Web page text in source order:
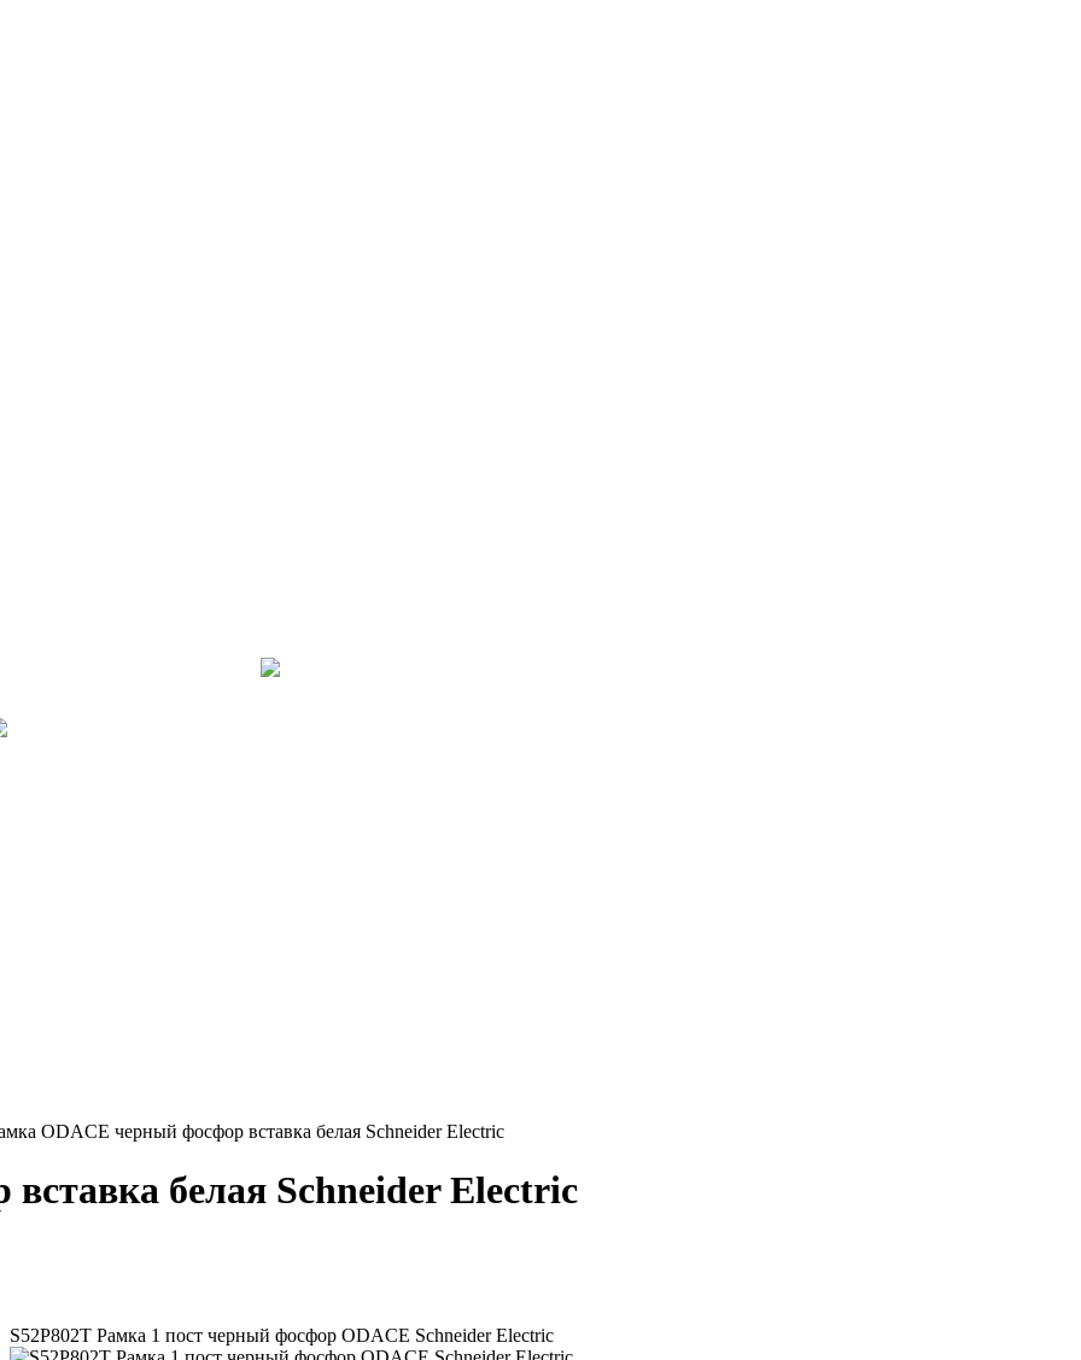
ODACE черный фосфор вставка белая Schneider Electric
белая Schneider Electric
S52P802T Рамка 1 пост черный фосфор ODACE Schneider Electric